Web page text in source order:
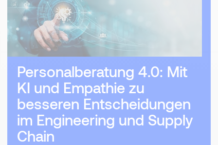
Personalberatung 4.0: Mit
KI und Empathie zu
besseren Entscheidungen
im Engineering und Supply
Chain